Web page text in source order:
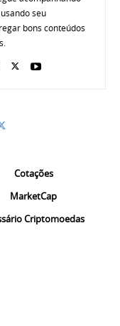
seu
bons conteúdos
Cotações
MarketCap
Criptomoedas